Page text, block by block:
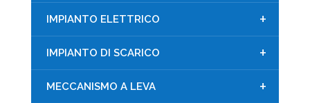
+
IMPIANTO ELETTRICO
+
IMPIANTO DI SCARICO
+
MECCANISMO A LEVA